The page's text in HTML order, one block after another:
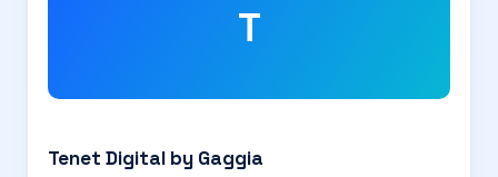
T
Tenet Digital by Gaggia